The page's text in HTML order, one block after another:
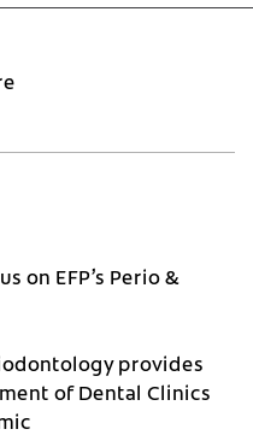
on EFP’s Perio &
provides
of Dental Clinics